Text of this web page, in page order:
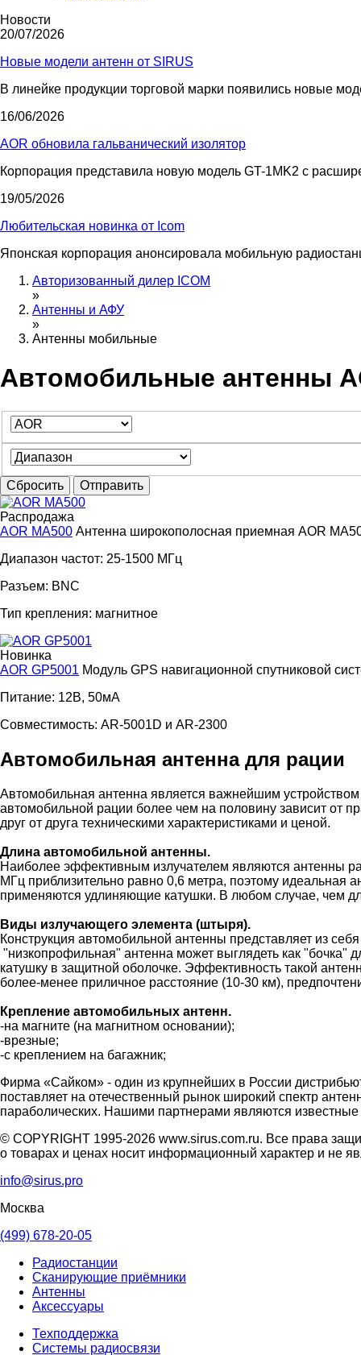
Новости
20/07/2026
Новые модели антенн от SIRUS
В линейке продукции торговой марки появились новые
16/06/2026
AOR обновила гальванический изолятор
Корпорация представила новую модель GT-1MK2 с
19/05/2026
Любительская новинка от Icom
Японская корпорация анонсировала мобильную
Авторизованный дилер ICOM
»
Антенны и АФУ
»
Антенны мобильные
Автомобильные антенны
Сбросить Отправить
Распродажа
AOR MA500 Антенна широкополосная приемная AOR
Диапазон частот: 25-1500 МГц
Разъем: BNC
Тип крепления: магнитное
Новинка
AOR GP5001 Модуль GPS навигационной спутниковой
Питание: 12В, 50мА
Совместимость: AR-5001D и AR-2300
Автомобильная антенна для рации
Автомобильная антенна является важнейшим
автомобильной рации более чем на половину зависит от
друг от друга техническими характеристиками и ценой.
Длина автомобильной антенны.
Наиболее эффективным излучателем являются антенны
МГц приблизительно равно 0,6 метра, поэтому идеальная
применяются удлиняющие катушки. В любом случае, чем
Виды излучающего элемента (штыря).
Конструкция автомобильной антенны представляет из
"низкопрофильная" антенна может выглядеть как "бочка"
катушку в защитной оболочке. Эффективность такой
более-менее приличное расстояние (10-30 км),
Крепление автомобильных антенн.
-на магните (на магнитном основании);
-врезные;
-с креплением на багажник;
Фирма «Сайком» - один из крупнейших в России
поставляет на отечественный рынок широкий спектр
параболических. Нашими партнерами являются
© COPYRIGHT 1995-2026 www.sirus.com.ru. Все права
о товарах и ценах носит информационный характер и не
info@sirus.pro
Москва
(499) 678-20-05
Радиостанции
Сканирующие приёмники
Антенны
Аксессуары
Техподдержка
Системы радиосвязи